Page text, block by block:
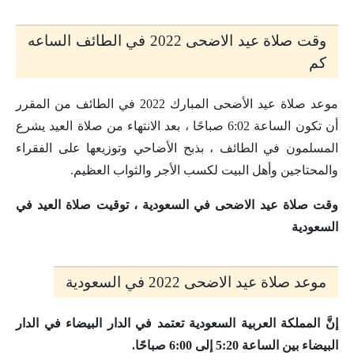
وقت صلاة عيد الاضحى 2022 في الطائف الساعه
كم
موعد صلاة عيد الأضحى المبارك 2022 في الطائف من المقرر
أن تكون الساعة 6:02 صباحًا ، بعد الانتهاء من صلاة العيد يشرع
المسلمون في الطائف ، بذبح الأضاحي وتوزيعها على الفقراء
والمحتاجين وأهل البيت لكسب الأجر والثواب العظيم.
وقت صلاة عيد الاضحى في السعودية ، توقيت صلاة العيد في
السعودية
موعد صلاة عيد الاضحى 2022 في السعودية
إنَّ المملكة العربية السعودية تعتمد في الدار البيضاء في الدار
البيضاء بين الساعة 5:20 إلى 6:00 صباحًا.